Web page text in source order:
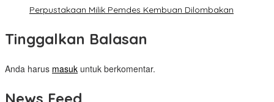
Perpustakaan Milik Pemdes Kembuan Dilombakan
Tinggalkan Balasan
Anda harus masuk untuk berkomentar.